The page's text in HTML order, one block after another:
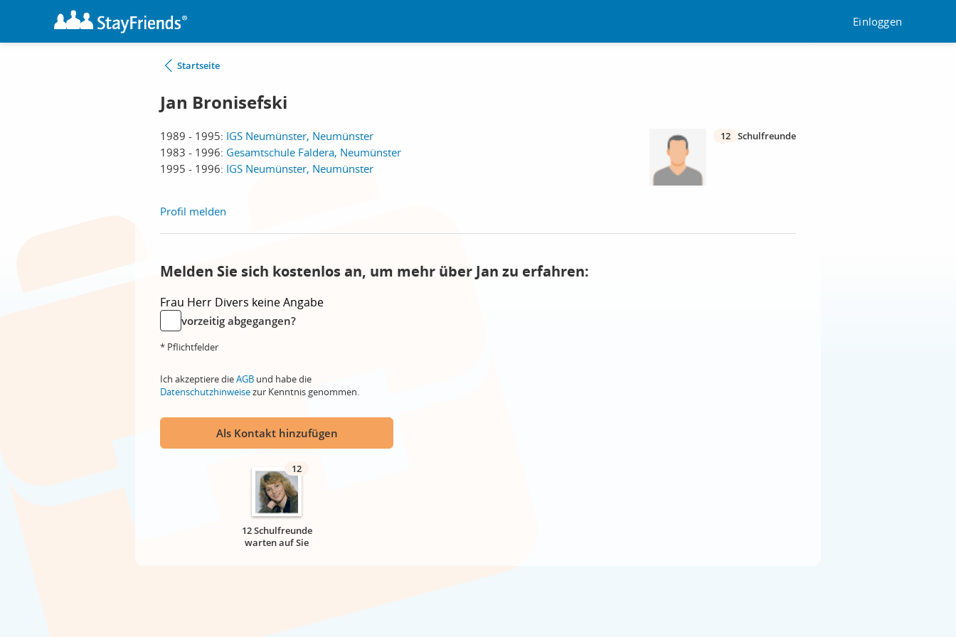
Einloggen
Startseite
Jan Bronisefski
1989 - 1995: IGS Neumünster, Neumünster
1983 - 1996: Gesamtschule Faldera, Neumünster
1995 - 1996: IGS Neumünster, Neumünster
12 Schulfreunde
Profil melden
Melden Sie sich kostenlos an, um mehr über Jan zu erfahren:
Frau Herr Divers keine Angabe
vorzeitig abgegangen?
* Pflichtfelder
Ich akzeptiere dieAGB und habe die
Datenschutzhinweisezur Kenntnis genommen.
Als Kontakt hinzufügen
12
12 Schulfreunde
warten auf Sie